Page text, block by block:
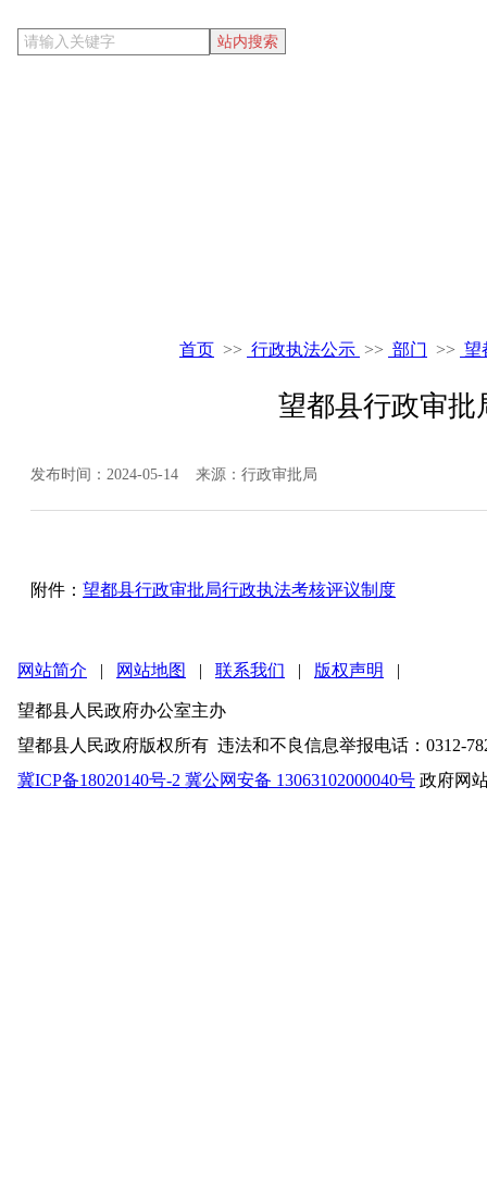
首页 >> 行政执法公示 >> 部门 >> 望
望都县行政审批
发布时间：2024-05-14 来源：行政审批局
附件： 望都县行政审批局行政执法考核评议制度